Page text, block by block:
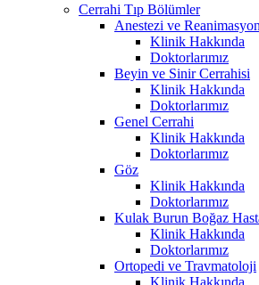
Cerrahi Tıp Bölümler
Anestezi ve Reanimasyon
Klinik Hakkında
Doktorlarımız
Beyin ve Sinir Cerrahisi
Klinik Hakkında
Doktorlarımız
Genel Cerrahi
Klinik Hakkında
Doktorlarımız
Göz
Klinik Hakkında
Doktorlarımız
Kulak Burun Boğaz
Klinik Hakkında
Doktorlarımız
Ortopedi ve Travmatoloji
Klinik Hakkında